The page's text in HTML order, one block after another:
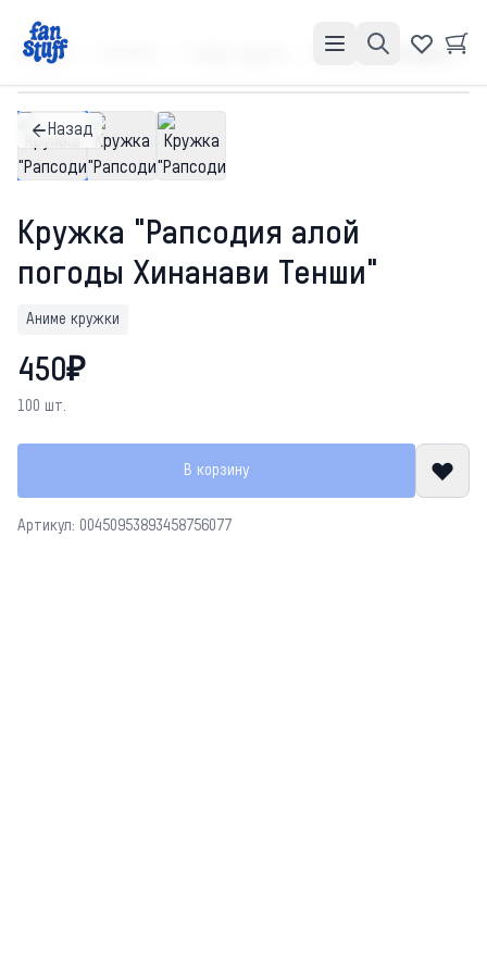
Главная Кружка "Рапсодия алой погоды Хинанави Тенши"
Назад
Кружка "Рапсодия алой
погоды Хинанави Тенши"
Аниме кружки
450₽
100 шт.
В корзину
Артикул: 00450953893458756077